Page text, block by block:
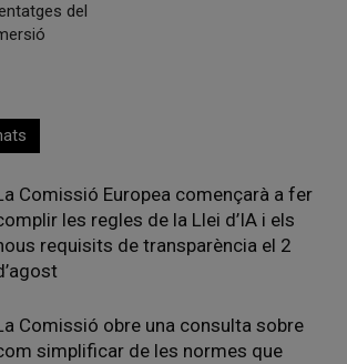
del
Comissió Europea començarà a fer
les regles de la Llei d’IA i els
requisits de transparència el 2
Comissió obre una consulta sobre
simplificar de les normes que